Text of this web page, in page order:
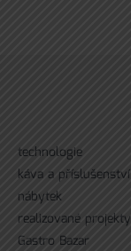
technologie
káva a příslušenství
nábytek
realizované projekty
Gastro Bazar